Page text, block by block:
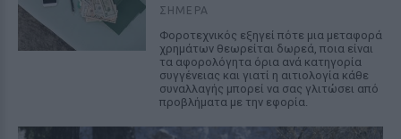
ΣΉΜΕΡΑ
Φοροτεχνικός εξηγεί πότε μια μεταφορά
χρημάτων θεωρείται δωρεά, ποια είναι
τα αφορολόγητα όρια ανά κατηγορία
συγγένειας και γιατί η αιτιολογία κάθε
συναλλαγής μπορεί να σας γλιτώσει από
προβλήματα με την εφορία.